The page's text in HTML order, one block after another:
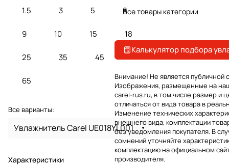
1.5 3 5 8
9 10 15 18
25 35 45
65
Все варианты:
Увлажнитель Carel UE018YL001
Характеристики
Все товары категории
Калькулятор подбора
Внимание! Не является публичной
Изображения, размещенные на
carel-rus.ru, в том числе размер и
отличаться от вида товара в
Изменение технических
внешнего вида, комплектации
без уведомления покупателя. В
сомнений уточняйте
комплектацию на официальном
производителя.